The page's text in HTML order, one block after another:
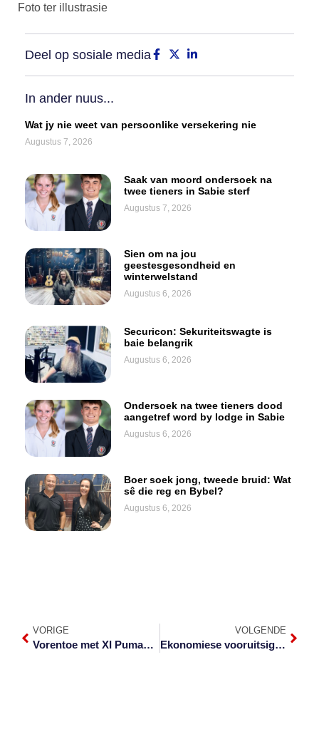
Foto ter illustrasie
Deel op sosiale media
In ander nuus...
Wat jy nie weet van persoonlike versekering nie
Augustus 7, 2026
Saak van moord ondersoek na
twee tieners in Sabie sterf
Augustus 7, 2026
Sien om na jou
geestesgesondheid en
winterwelstand
Augustus 6, 2026
Securicon: Sekuriteitswagte is
baie belangrik
Augustus 6, 2026
Ondersoek na twee tieners dood
aangetref word by lodge in Sabie
Augustus 6, 2026
Boer soek jong, tweede bruid: Wat
sê die reg en Bybel?
Augustus 6, 2026
VORIGE
Vorentoe met XI Pumas Rugbyinstituut
VOLGENDE
Ekonomiese vooruitsig: Trek daai gordel stywer